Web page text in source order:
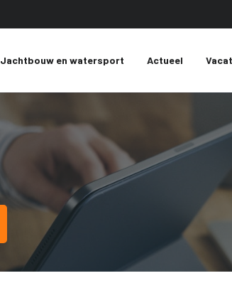
Jachtbouw en watersport Actueel